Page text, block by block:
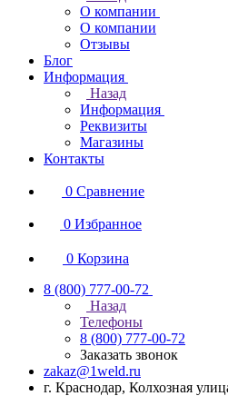
О компании
О компании
Отзывы
Блог
Информация
Назад
Информация
Реквизиты
Магазины
Контакты
0 Сравнение
0 Избранное
0 Корзина
8 (800) 777-00-72
Назад
Телефоны
8 (800) 777-00-72
Заказать звонок
zakaz@1weld.ru
г. Краснодар, Колхозная